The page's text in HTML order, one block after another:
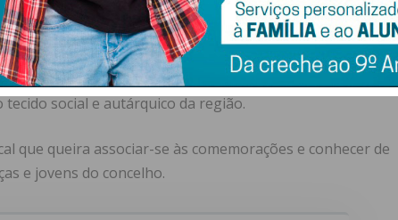
com o envolvimento ativo e a colaboração direta da
e da Câmara Municipal de Penafiel. De acordo com
fundamental para a concretização e o sucesso logístico
social e autárquico da região.
que queira associar-se às comemorações e conhecer de
e jovens do concelho.